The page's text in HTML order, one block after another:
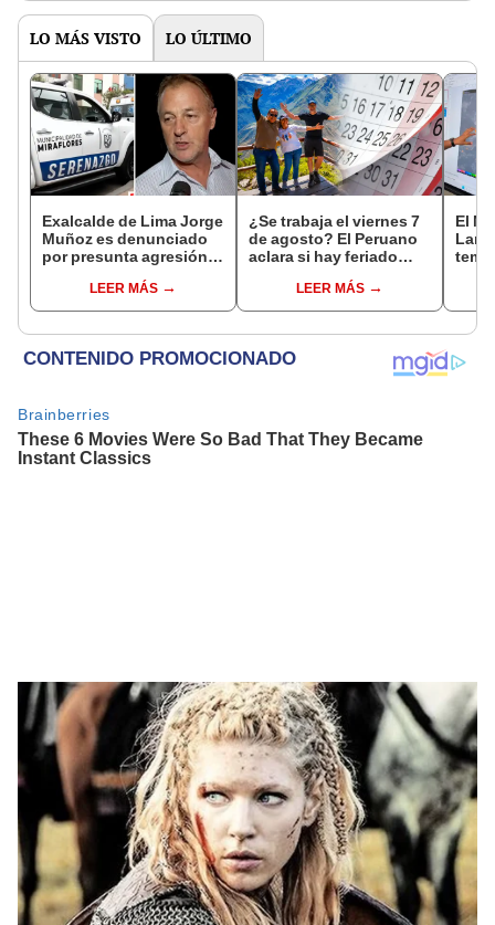
LO MÁS VISTO LO ÚLTIMO
Exalcalde de Lima Jorge
Muñoz es denunciado
por presunta agresión
de Miraflores
LEER MÁS
¿Se trabaja el viernes 7
de agosto? El Peruano
aclara si hay feriado
del 6 de agosto
LEER MÁS
El
palta